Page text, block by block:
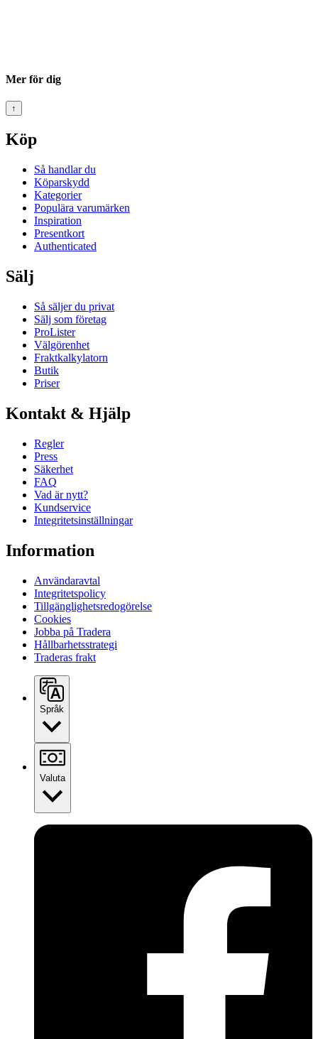
Mer för dig
↑
Köp
Så handlar du
Köparskydd
Kategorier
Populära varumärken
Inspiration
Presentkort
Authenticated
Sälj
Så säljer du privat
Sälj som företag
ProLister
Välgörenhet
Fraktkalkylatorn
Butik
Priser
Kontakt & Hjälp
Regler
Press
Säkerhet
FAQ
Vad är nytt?
Kundservice
Integritetsinställningar
Information
Användaravtal
Integritetspolicy
Tillgänglighetsredogörelse
Cookies
Jobba på Tradera
Hållbarhetsstrategi
Traderas frakt
Språk
Valuta